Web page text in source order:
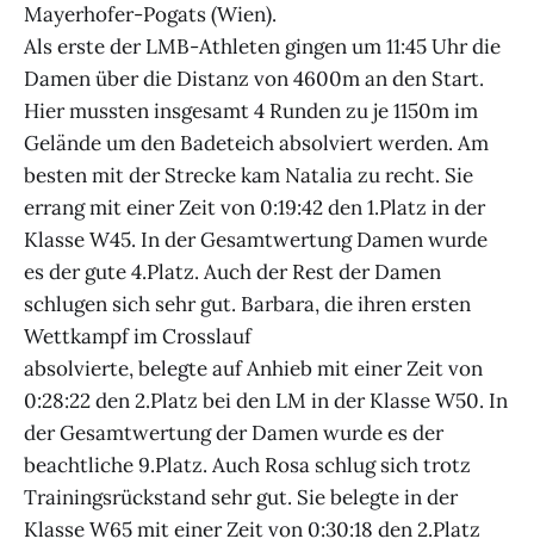
Mayerhofer-Pogats (Wien).
Als erste der LMB-Athleten gingen um 11:45 Uhr die
Damen über die Distanz von 4600m an den Start.
Hier mussten insgesamt 4 Runden zu je 1150m im
Gelände um den Badeteich absolviert werden. Am
besten mit der Strecke kam Natalia zu recht. Sie
errang mit einer Zeit von 0:19:42 den 1.Platz in der
Klasse W45. In der Gesamtwertung Damen wurde
es der gute 4.Platz. Auch der Rest der Damen
schlugen sich sehr gut. Barbara, die ihren ersten
Wettkampf im Crosslauf
absolvierte, belegte auf Anhieb mit einer Zeit von
0:28:22 den 2.Platz bei den LM in der Klasse W50. In
der Gesamtwertung der Damen wurde es der
beachtliche 9.Platz. Auch Rosa schlug sich trotz
Trainingsrückstand sehr gut. Sie belegte in der
Klasse W65 mit einer Zeit von 0:30:18 den 2.Platz